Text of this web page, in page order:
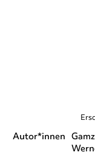
Autor*innen